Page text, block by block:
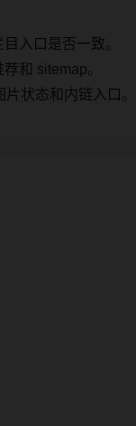
入口是否一致。
和 sitemap。
状态和内链入口。